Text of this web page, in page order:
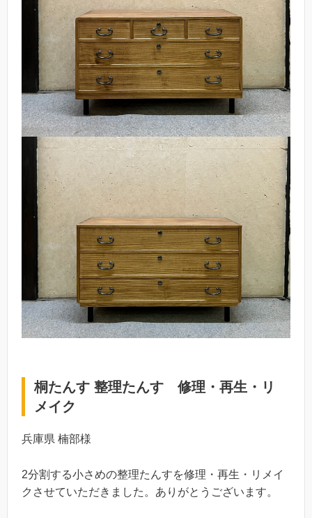
桐たんす 整理たんす 修理・再生・リ
メイク
兵庫県 楠部様
2分割する小さめの整理たんすを修理・再生・リメイ
クさせていただきました。ありがとうございます。